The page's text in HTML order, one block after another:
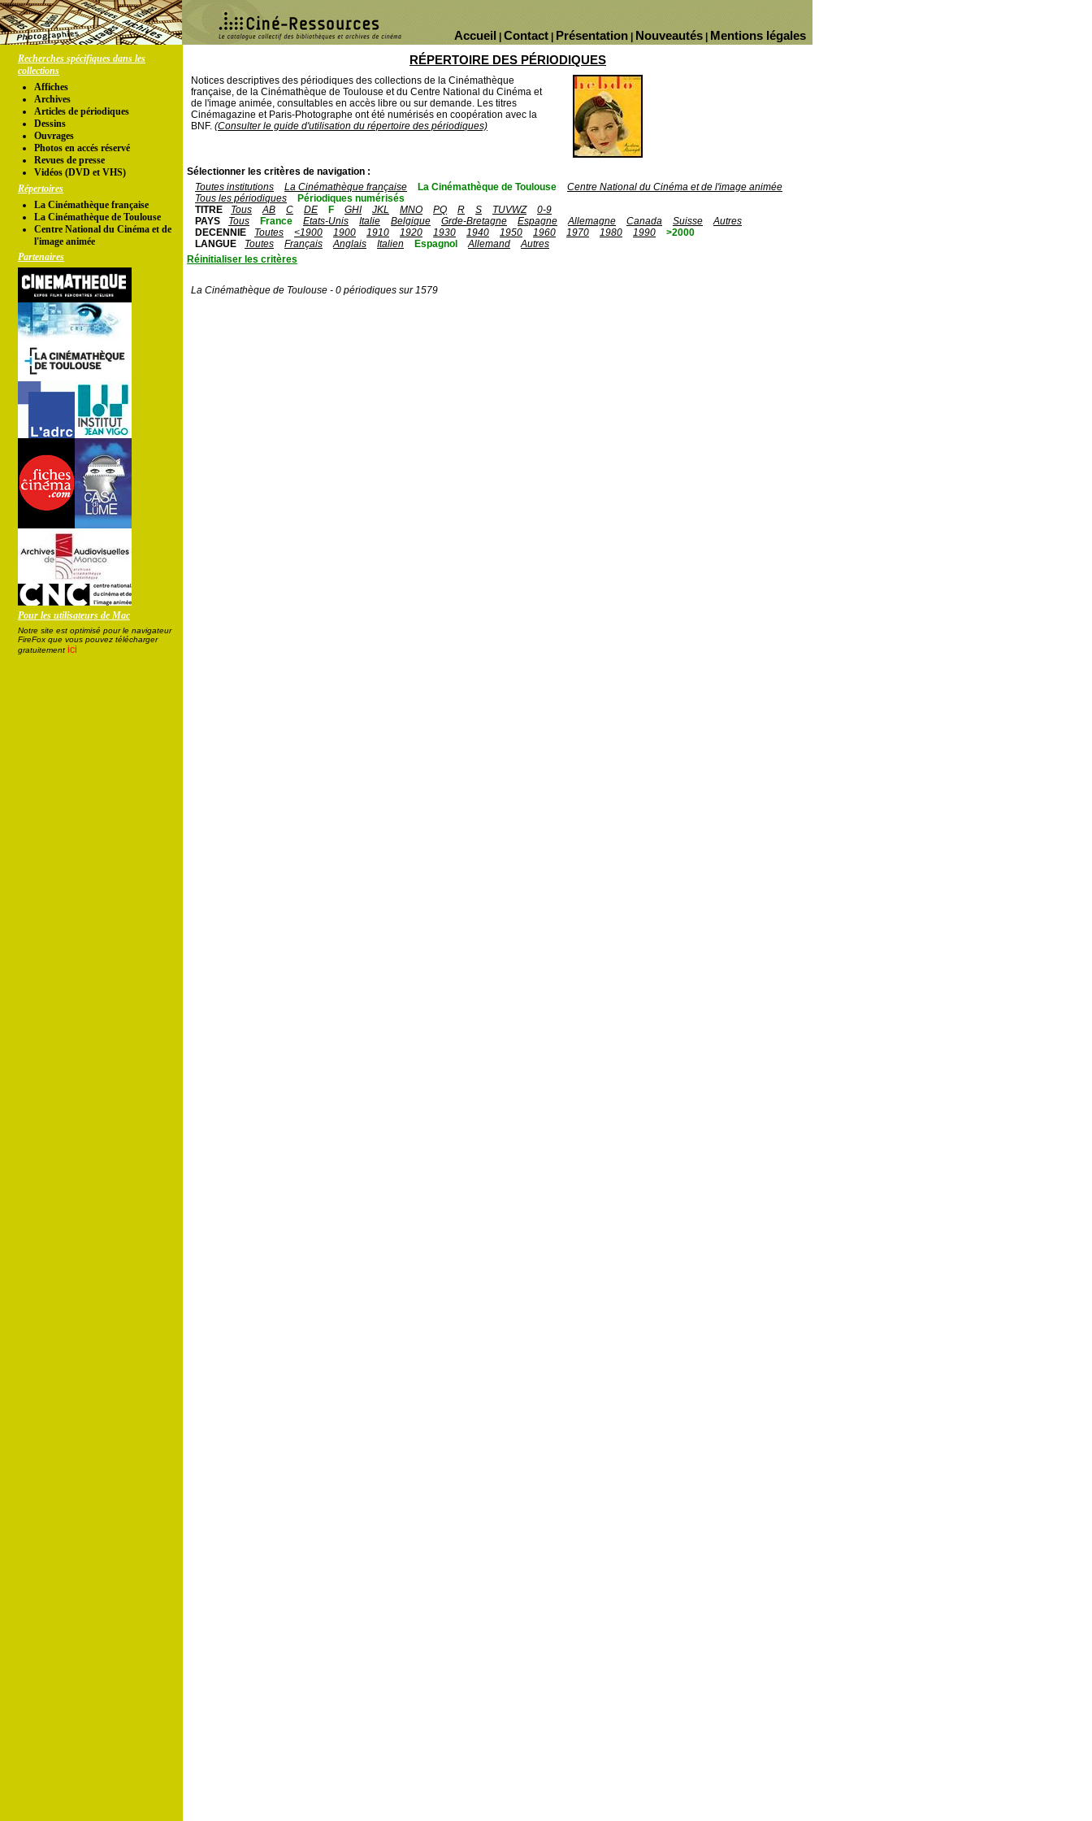
Mentions légales
Nouveautés
Présentation
Contact
Accueil
Recherches spécifiques dans les
collections
Affiches
Archives
Articles de périodiques
Dessins
Ouvrages
Photos en accés réservé
Revues de presse
Vidéos (DVD et VHS)
Répertoires
La Cinémathèque française
La Cinémathèque de Toulouse
Centre National du Cinéma et de
l'image animée
Partenaires
Pour les utilisateurs de Mac
Notre site est optimisé pour le navigateur
FireFox que vous pouvez télécharger
gratuitement ici
RÉPERTOIRE DES PÉRIODIQUES
Notices descriptives des périodiques des collections de la Cinémathèque
française, de la Cinémathèque de Toulouse et du Centre National du Cinéma et
de l'image animée, consultables en accès libre ou sur demande. Les titres
Cinémagazine et Paris-Photographe ont été numérisés en coopération avec la
BNF. (Consulter le guide d'utilisation du répertoire des périodiques)
Sélectionner les critères de navigation :
Toutes institutions
La Cinémathèque française La Cinémathèque de Toulouse
Centre National du Cinéma et de l'image animée
Tous les périodiques
Périodiques numérisés
TITRE
Tous AB C DE F GHI JKL MNO PQ R S TUVWZ
0-9
PAYS
Tous France Etats-Unis Italie Belgique Grde-Bretagne Espagne Allemagne Canada Suisse
Autres
DECENNIE
Toutes <1900 1900 1910 1920 1930 1940 1950 1960 1970 1980 1990
>2000
LANGUE
Toutes Français Anglais Italien Espagnol Allemand
Autres
Réinitialiser les critères
La Cinémathèque de Toulouse - 0 périodiques sur 1579